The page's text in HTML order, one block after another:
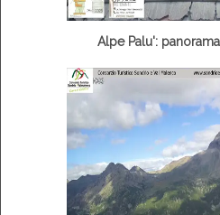
Alpe Palu':